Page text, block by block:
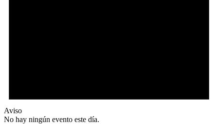
Aviso
No hay ningún evento este día.